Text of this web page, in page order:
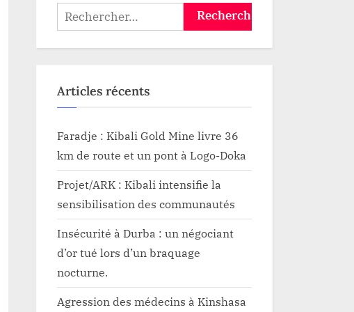
Rechercher :
Articles récents
Faradje : Kibali Gold Mine livre 36
km de route et un pont à Logo-Doka
Projet/ARK : Kibali intensifie la
sensibilisation des communautés
Insécurité à Durba : un négociant
d’or tué lors d’un braquage
nocturne.
Agression des médecins à Kinshasa